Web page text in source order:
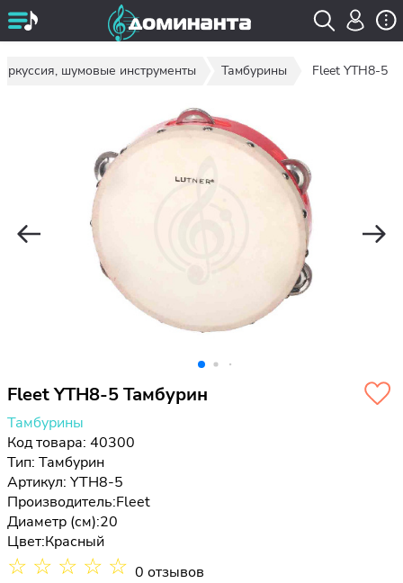
шумовые инструменты Тамбурины Fleet YTH8-5
Fleet YTH8-5 Тамбурин
Тамбурины
Код товара: 40300
Тип: Тамбурин
Артикул: YTH8-5
Производитель:Fleet
Диаметр (см):20
Цвет:Красный
☆ ☆ ☆ ☆ ☆ 0 отзывов